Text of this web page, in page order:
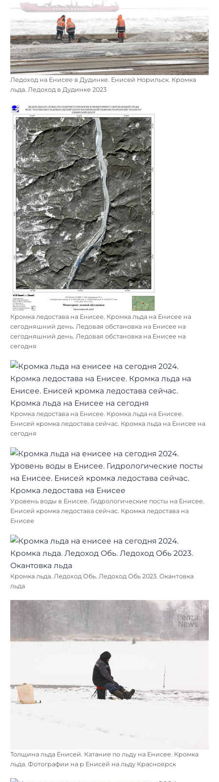
Ледоход на Енисее в Дудинке. Енисей Норильск. Кромка
льда. Ледоход в Дудинке 2023
Кромка ледостава на Енисее. Кромка льда на Енисее на
сегодняшний день. Ледовая обстановка на Енисее на
сегодняшний день. Ледовая обстановка на Енисее на
сегодня
Кромка ледостава на Енисее. Кромка льда на Енисее.
Енисей кромка ледостава сейчас. Кромка льда на Енисее на
сегодня
Уровень воды в Енисее. Гидрологические посты на Енисее.
Енисей кромка ледостава сейчас. Кромка ледостава на
Енисее
Кромка льда. Ледоход Обь. Ледоход Обь 2023. Окантовка
льда
Толщина льда Енисей. Катание по льду на Енисее. Кромка
льда. Фотографии на р Енисей на льду Красноярск